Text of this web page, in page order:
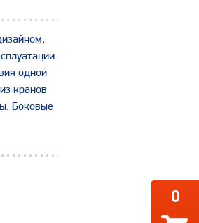
одной
кранов
Боковые
0